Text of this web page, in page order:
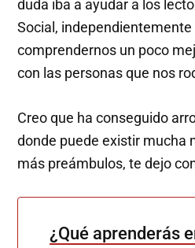
duda iba a ayudar a los
Social, independientemente
comprendernos un poco
con las personas que nos
Creo que ha conseguido
donde puede existir mucha
más preámbulos, te dejo
¿Qué aprenderás